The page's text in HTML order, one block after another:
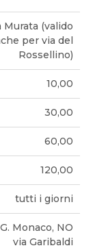
Murata (valido
per via del
Rossellino)
10,00
30,00
60,00
120,00
tutti i giorni
Monaco, NO
via Garibaldi